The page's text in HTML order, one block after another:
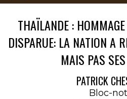
THAÏLANDE :
DISPARUE: LA NATION A
MAIS PAS
PATRICK
Bloc-